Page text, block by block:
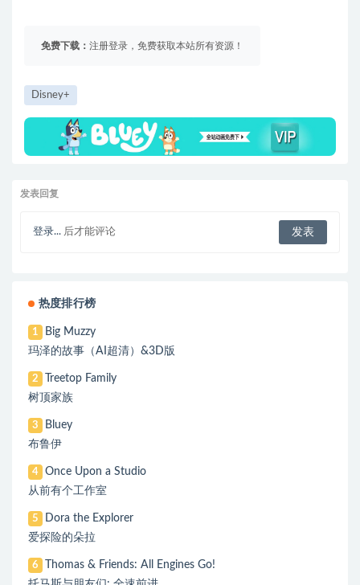
免费下载： 注册登录，免费获取本站所有资源！
Disney+
发表回复
登录... 后才能评论
热度排行榜
1
Big Muzzy
玛泽的故事（AI超清）&3D版
2
Treetop Family
树顶家族
3
Bluey
布鲁伊
4
Once Upon a Studio
从前有个工作室
5
Dora the Explorer
爱探险的朵拉
6
Thomas & Friends: All Engines Go!